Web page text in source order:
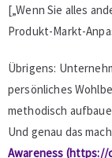
[„Wenn Sie alles
Produkt-Markt-
Übrigens:
persönliches
methodisch
Und genau das
Awareness (https://